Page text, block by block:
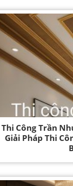
Thi Công Trần
Giải Pháp Thi